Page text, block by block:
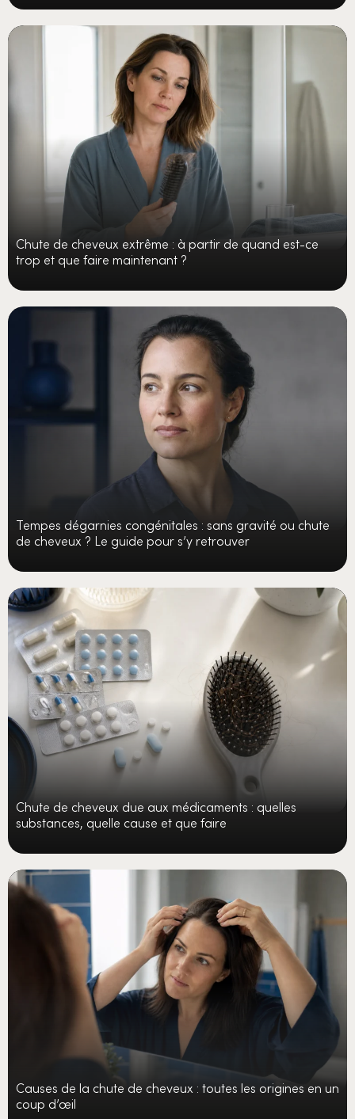
Chute de cheveux extrême : à partir de quand est-ce
trop et que faire maintenant ?
Tempes dégarnies congénitales : sans gravité ou chute
de cheveux ? Le guide pour s’y retrouver
Chute de cheveux due aux médicaments : quelles
substances, quelle cause et que faire
Causes de la chute de cheveux : toutes les origines en un
coup d’œil